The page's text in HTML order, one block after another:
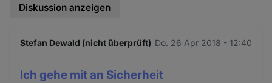
Diskussion anzeigen
Stefan Dewald (nicht überprüft) Do. 26 Apr 2018 - 12:40
Ich gehe mit an Sicherheit